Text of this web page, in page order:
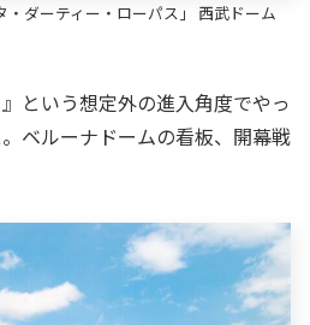
・ダーティー・ローパス」 西武ドーム
という想定外の進入角度でやっ
ベルーナドームの看板、開幕戦